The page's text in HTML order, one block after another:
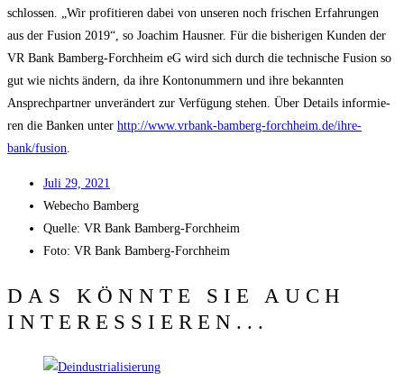
schlos­sen. „Wir pro­fi­tie­ren dabei von unse­ren noch fri­schen Erfah­run­gen
aus der Fusi­on 2019“, so Joa­chim Haus­ner. Für die bis­he­ri­gen Kun­den der
VR Bank Bam­berg-Forch­heim eG wird sich durch die tech­ni­sche Fusi­on so
gut wie nichts ändern, da ihre Kon­to­num­mern und ihre bekann­ten
Ansprech­part­ner unver­än­dert zur Ver­fü­gung ste­hen. Über Details infor­mie­
ren die Ban­ken unter http://www.vrbank-bamberg-forchheim.de/ihre-
bank/fusion.
Juli 29, 2021
Web­echo Bamberg
Quel­le: VR Bank Bamberg-Forchheim
Foto: VR Bank Bamberg-Forchheim
DAS KÖNNTE SIE AUCH
INTERESSIEREN...